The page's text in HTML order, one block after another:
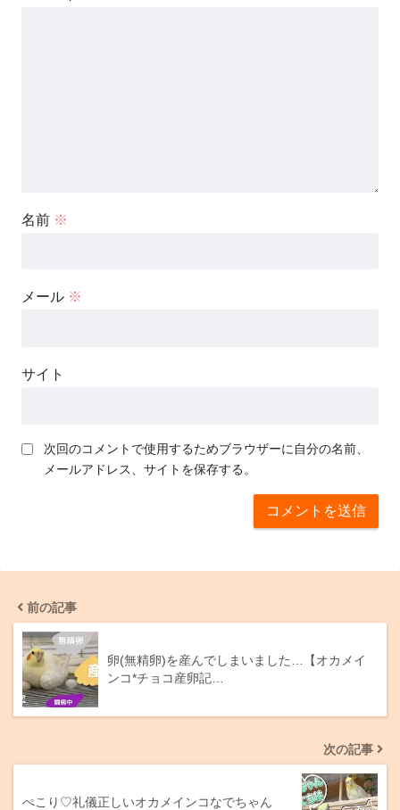
名前 ※
メール ※
サイト
次回のコメントで使用するためブラウザーに自分の名前、
メールアドレス、サイトを保存する。
前の記事
卵(無精卵)を産んでしまいました…【オカメイ
ンコ*チョコ産卵記…
次の記事
ぺこり♡礼儀正しいオカメインコなでちゃん